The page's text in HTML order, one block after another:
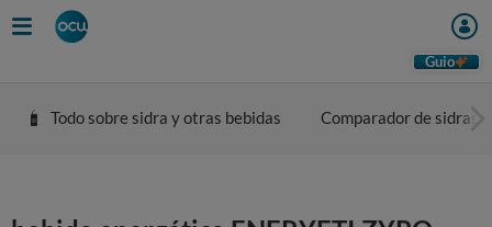
Guio
Todo sobre sidra y otras bebidas Comparador de sidras